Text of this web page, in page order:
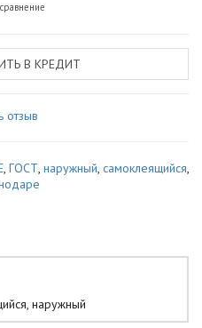
В КРЕДИТ
отзыв
, ГОСТ, наружный, самоклеящийся,
наружный